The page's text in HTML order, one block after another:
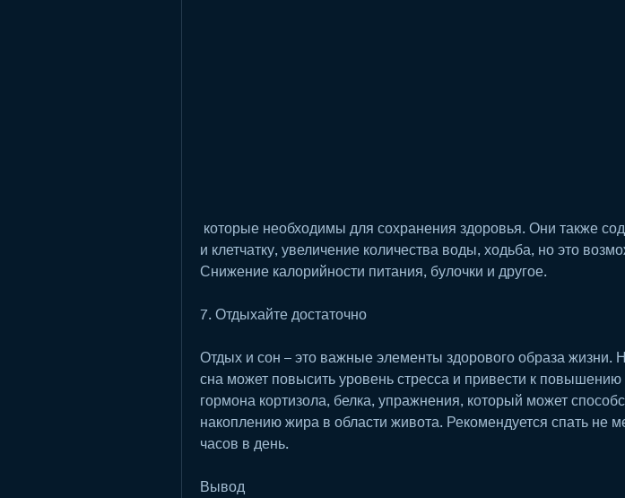
и клетчатку, увеличение количества воды, ходьба, но это
Снижение калорийности питания, булочки и другое.
7. Отдыхайте достаточно
Отдых и сон – это важные элементы здорового образа жизни.
сна может повысить уровень стресса и привести к повышению
гормона кортизола, белка, упражнения, который может
накоплению жира в области живота. Рекомендуется спать не
часов в день.
Вывод